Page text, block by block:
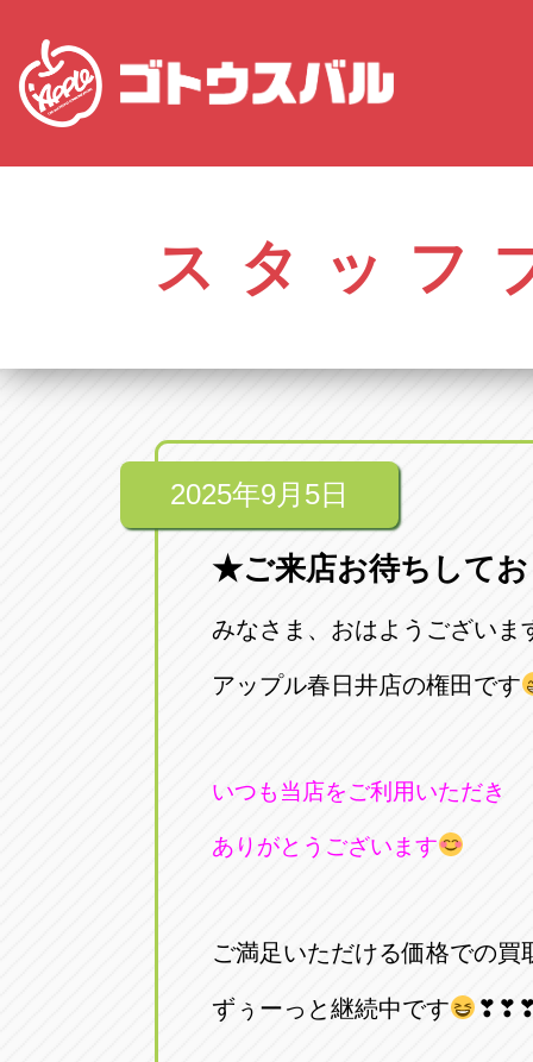
アップル
0561-84-
アップル
0586-28-
アップル
0568-85-
0568-25-
0569-35-
愛知県春日井市柏井町4-43-1
アップル春日井中央店
愛知県瀬戸市美濃池町29-1
アップル一宮22号店
愛知県一宮市朝日3-4-12
アップル春日井店
愛知県春日井市八田町2-1-16
愛知県北名古屋市中之郷八反
愛知県常滑市長間37-1
スタッフ
2025年9月5日
★ご来店お待ちして
みなさま、おはようございま
アップル春日井店の権田です
いつも当店をご利用いただき
ありがとうございます
ご満足いただける価格での買
ずぅーっと継続中です